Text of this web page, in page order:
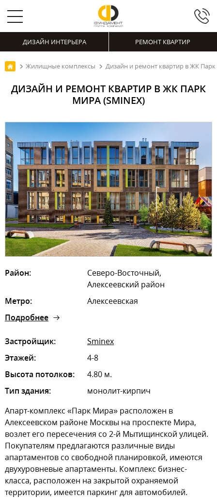
ДИЗАЙН ИНТЕРЬЕРА РЕМОНТ КВАРТИР
Жилищные комплексы Дизайн и ремонт квартир в ЖК
ДИЗАЙН И РЕМОНТ КВАРТИР В ЖК ПАРК
МИРА (SMINEX)
Район:
Северо-Восточный,
Алексеевский район
Метро:
Алексеевская
Подробнее
Застройщик:
Sminex
Этажей:
4-8
Высота потолков:
4.80 м.
Тип здания:
монолит-кирпич
Апарт-комплекс «Парк Мира» расположен в
Алексеевском районе Москвы на проспекте Мира,
возлет его пересечения со 2-й Мытищинской улицей.
Покупателям предлагаются различные виды
апартаментов со свободной планировкой, имеются
двухуровневые апартаменты. Комплекс бизнес-
класса, расположен на закрытой охраняемой
территории, имеется паркинг для автомобилей.